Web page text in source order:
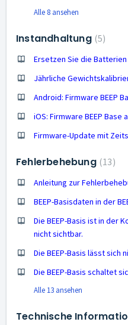
Alle 8 ansehen
Instandhaltung 5
Ersetzen Sie die Batterien
Jährliche
Android: Firmware BEEP
iOS: Firmware BEEP Base
Firmware-Update mit
Fehlerbehebung 13
Anleitung zur
BEEP-Basisdaten in der
Die BEEP-Basis ist in der
nicht sichtbar.
Die BEEP-Basis lässt sich
Die BEEP-Basis schaltet
Alle 13 ansehen
Technische